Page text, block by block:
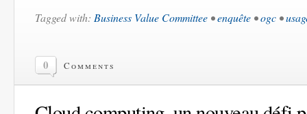
Tagged with: Business Value Committee •enquête •ogc •
0 Comments